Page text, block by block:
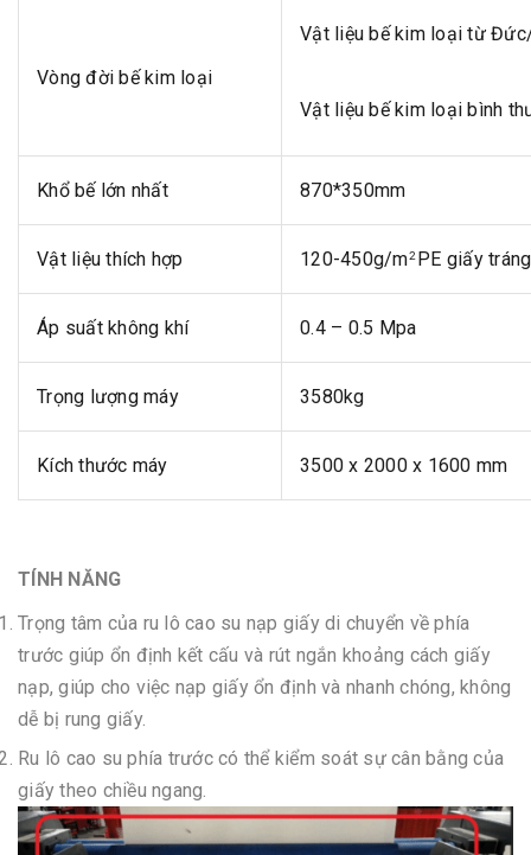
Vòng đời bế kim loại
Vật liệu bế kim loại từ
Vật liệu bế kim loại bình
Khổ bế lớn nhất 870*350mm
Vật liệu thích hợp 120-450g/m2PE giấy
Áp suất không khí 0.4 – 0.5 Mpa
Trọng lượng máy 3580kg
Kích thước máy 3500 x 2000 x 1600 mm
TÍNH NĂNG
Trọng tâm của ru lô cao su nạp giấy di chuyển về phía
trước giúp ổn định kết cấu và rút ngắn khoảng cách giấy
nạp, giúp cho việc nạp giấy ổn định và nhanh chóng, không
dễ bị rung giấy.
Ru lô cao su phía trước có thể kiểm soát sự cân bằng của
giấy theo chiều ngang.